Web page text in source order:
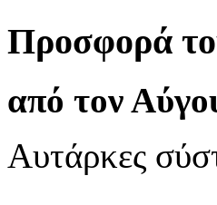
Προσφορά
από τον
Αυτάρκες